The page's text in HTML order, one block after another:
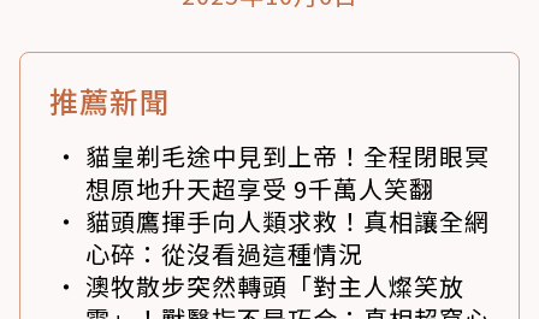
推薦新聞
貓皇剃毛途中見到上帝！全程閉眼冥
想原地升天超享受 9千萬人笑翻
貓頭鷹揮手向人類求救！真相讓全網
心碎：從沒看過這種情況
澳牧散步突然轉頭「對主人燦笑放